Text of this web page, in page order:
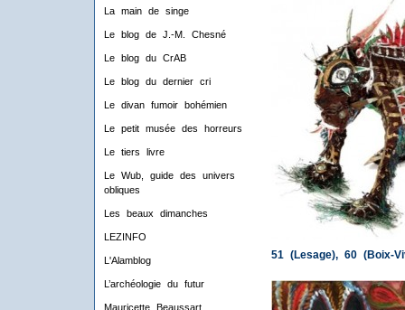
La main de singe
Le blog de J.-M. Chesné
Le blog du CrAB
Le blog du dernier cri
Le divan fumoir bohémien
Le petit musée des horreurs
Le tiers livre
Le Wub, guide des univers
obliques
Les beaux dimanches
LEZINFO
L'Alamblog
L’archéologie du futur
Mauricette Beaussart
51 (Lesage), 60 (Boix-